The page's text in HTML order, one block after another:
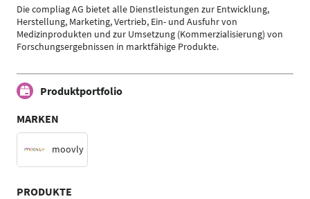
Die compliag AG bietet alle Dienstleistungen zur Entwicklung,
Herstellung, Marketing, Vertrieb, Ein- und Ausfuhr von
Medizinprodukten und zur Umsetzung (Kommerzialisierung) von
Forschungsergebnissen in marktfähige Produkte.
Produktportfolio
MARKEN
moovly
PRODUKTE